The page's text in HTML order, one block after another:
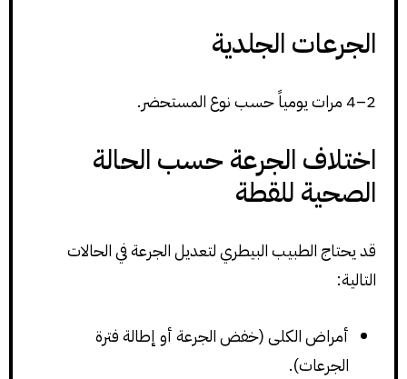
الجرعات الجلدية
2–4 مرات يومياً حسب نوع المستحضر.
اختلاف الجرعة حسب الحالة
الصحية للقطة
قد يحتاج الطبيب البيطري لتعديل الجرعة في الحالات
التالية:
أمراض الكلى (خفض الجرعة أو إطالة فترة
الجرعات).